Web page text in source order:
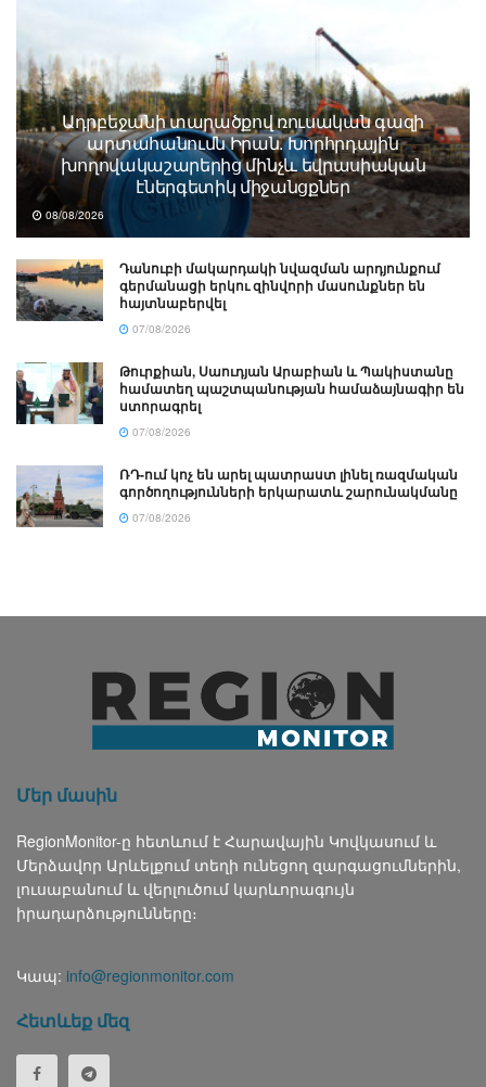
Ադրբեջանի տարածքով ռուսական գազի
արտահանումն Իրան. Խորհրդային
խողովակաշարերից մինչև եվրասիական
էներգետիկ միջանցքներ
08/08/2026
Դանուբի մակարդակի նվազման արդյունքում
գերմանացի երկու զինվորի մասունքներ են
հայտնաբերվել
07/08/2026
Թուրքիան, Սաուդյան Արաբիան և Պակիստանը
համատեղ պաշտպանության համաձայնագիր են
ստորագրել
07/08/2026
ՌԴ-ում կոչ են արել պատրաստ լինել ռազմական
գործողությունների երկարատև շարունակմանը
07/08/2026
Մեր մասին
RegionMonitor-ը հետևում է Հարավային Կովկասում և
Մերձավոր Արևելքում տեղի ունեցող զարգացումներին,
լուսաբանում և վերլուծում կարևորագույն
իրադարձությունները։
Կապ: info@regionmonitor.com
Հետևեք մեզ